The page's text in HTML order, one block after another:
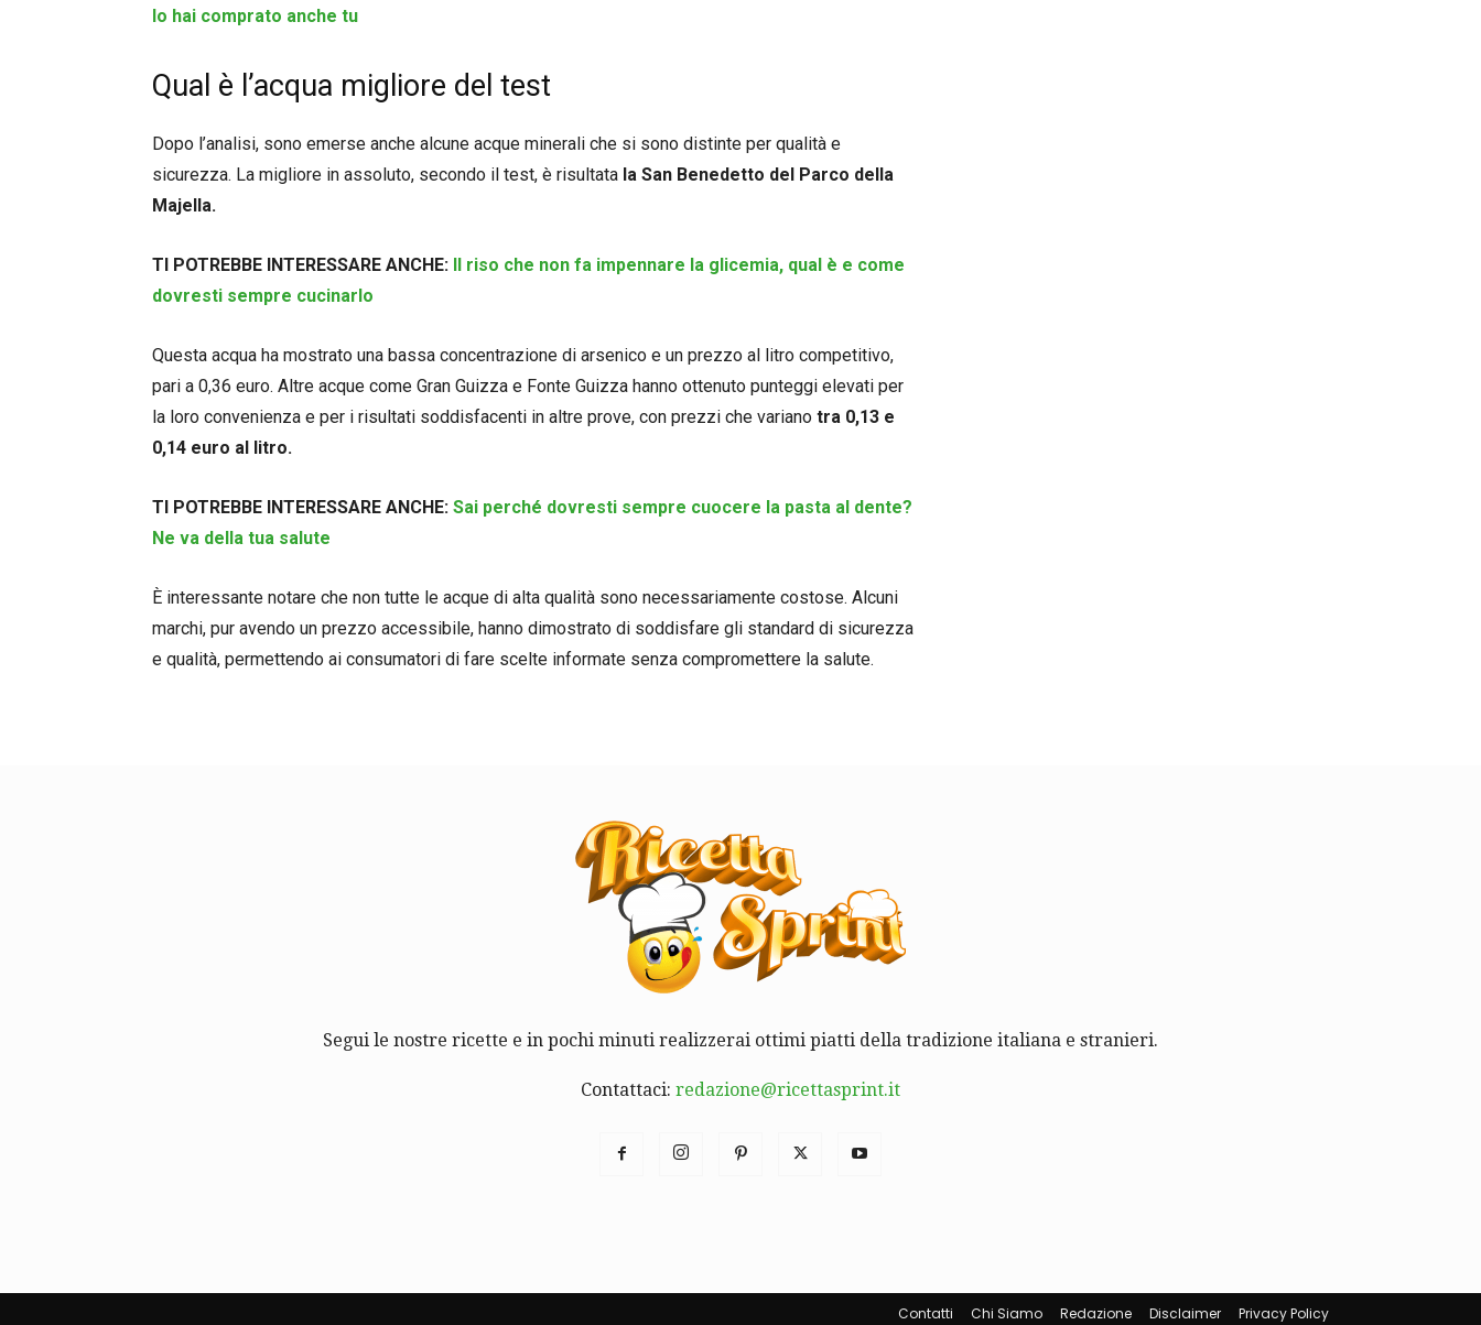
lo hai comprato anche tu
Qual è l’acqua migliore del test
Dopo l’analisi, sono emerse anche alcune acque minerali che si sono distinte per qualità e
sicurezza. La migliore in assoluto, secondo il test, è risultata la San Benedetto del Parco della
Majella.
TI POTREBBE INTERESSARE ANCHE: Il riso che non fa impennare la glicemia, qual è e come
dovresti sempre cucinarlo
Questa acqua ha mostrato una bassa concentrazione di arsenico e un prezzo al litro competitivo,
pari a 0,36 euro. Altre acque come Gran Guizza e Fonte Guizza hanno ottenuto punteggi elevati per
la loro convenienza e per i risultati soddisfacenti in altre prove, con prezzi che variano tra 0,13 e
0,14 euro al litro.
TI POTREBBE INTERESSARE ANCHE: Sai perché dovresti sempre cuocere la pasta al dente?
Ne va della tua salute
È interessante notare che non tutte le acque di alta qualità sono necessariamente costose. Alcuni
marchi, pur avendo un prezzo accessibile, hanno dimostrato di soddisfare gli standard di sicurezza
e qualità, permettendo ai consumatori di fare scelte informate senza compromettere la salute.
Segui le nostre ricette e in pochi minuti realizzerai ottimi piatti della tradizione italiana e stranieri.
Contattaci: redazione@ricettasprint.it
Contatti Chi Siamo Redazione Disclaimer Privacy Policy